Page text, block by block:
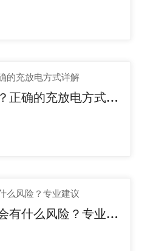
电池储能过放会怎样？正确的充放电方式详解
光伏连接器安装不当会有什么风险？专业建议